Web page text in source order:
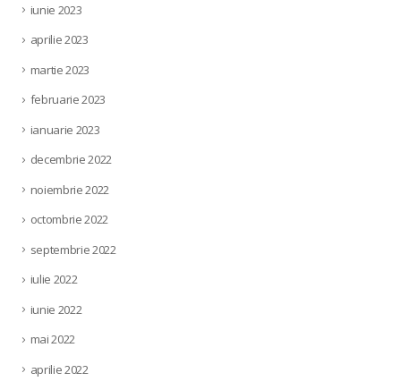
iunie 2023
aprilie 2023
martie 2023
februarie 2023
ianuarie 2023
decembrie 2022
noiembrie 2022
octombrie 2022
septembrie 2022
iulie 2022
iunie 2022
mai 2022
aprilie 2022